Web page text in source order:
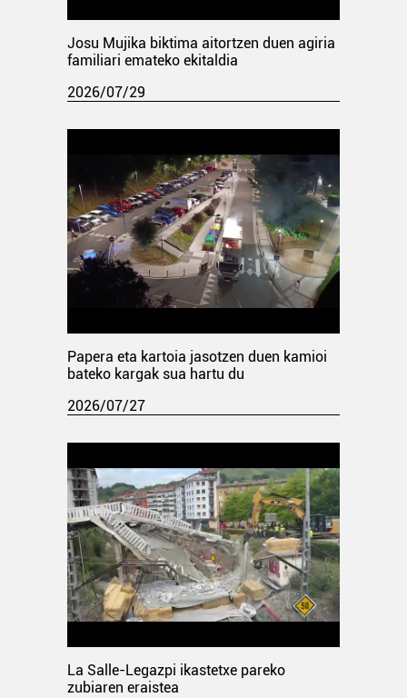
Josu Mujika biktima aitortzen duen agiria
familiari emateko ekitaldia
2026/07/29
Papera eta kartoia jasotzen duen kamioi
bateko kargak sua hartu du
2026/07/27
La Salle-Legazpi ikastetxe pareko
zubiaren eraistea